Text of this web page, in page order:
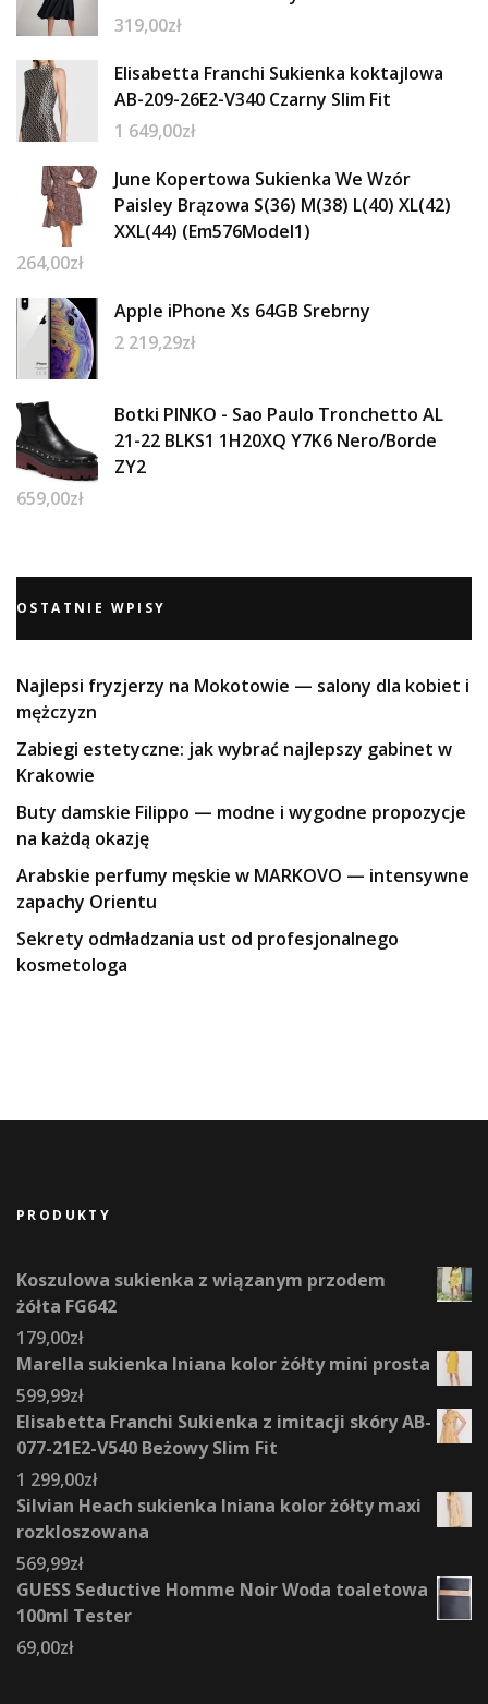
319,00zł
Elisabetta Franchi Sukienka koktajlowa
AB-209-26E2-V340 Czarny Slim Fit
1 649,00zł
June Kopertowa Sukienka We Wzór
Paisley Brązowa S(36) M(38) L(40) XL(42)
XXL(44) (Em576Model1)
264,00zł
Apple iPhone Xs 64GB Srebrny
2 219,29zł
Botki PINKO - Sao Paulo Tronchetto AL
21-22 BLKS1 1H20XQ Y7K6 Nero/Borde
ZY2
659,00zł
OSTATNIE WPISY
Najlepsi fryzjerzy na Mokotowie — salony dla kobiet i
mężczyzn
Zabiegi estetyczne: jak wybrać najlepszy gabinet w
Krakowie
Buty damskie Filippo — modne i wygodne propozycje
na każdą okazję
Arabskie perfumy męskie w MARKOVO — intensywne
zapachy Orientu
Sekrety odmładzania ust od profesjonalnego
kosmetologa
PRODUKTY
Koszulowa sukienka z wiązanym przodem
żółta FG642
179,00zł
Marella sukienka lniana kolor żółty mini prosta
599,99zł
Elisabetta Franchi Sukienka z imitacji skóry AB-
077-21E2-V540 Beżowy Slim Fit
1 299,00zł
Silvian Heach sukienka lniana kolor żółty maxi
rozkloszowana
569,99zł
GUESS Seductive Homme Noir Woda toaletowa
100ml Tester
69,00zł